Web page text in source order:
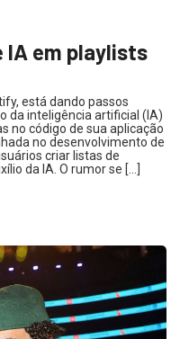
IA em playlists
está dando passos
da inteligência artificial (IA)
no código de sua aplicação
no desenvolvimento de
criar listas de
da IA. O rumor se […]